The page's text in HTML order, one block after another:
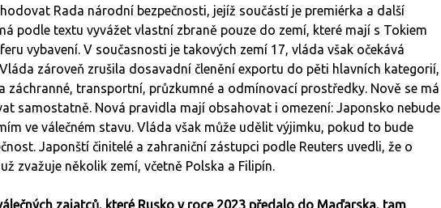
Rada národní bezpečnosti, jejíž součástí je premiérka a další
podle textu vyvážet vlastní zbraně pouze do zemí, které mají s Tokiem
vybavení. V současnosti je takových zemí 17, vláda však očekává
zároveň zrušila dosavadní členění exportu do pěti hlavních kategorií,
záchranné, transportní, průzkumné a odmínovací prostředky. Nově se má
samostatně. Nová pravidla mají obsahovat i omezení: Japonsko nebude
ve válečném stavu. Vláda však může udělit výjimku, pokud to bude
Japonští činitelé a zahraniční zástupci podle Reuters uvedli, že o
zvažuje několik zemí, včetně Polska a Filipín.
zajatců, které Rusko v roce 2023 předalo do Maďarska, tam